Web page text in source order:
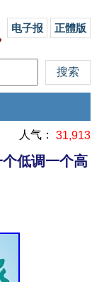
电子报 正體版
人气： 31,913
低调一个高